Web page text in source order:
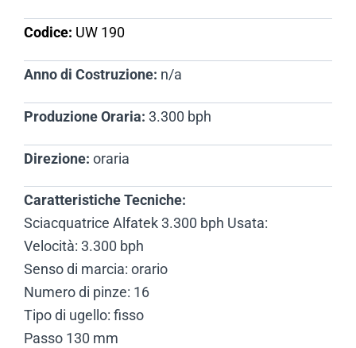
Codice: UW 190​
Anno di Costruzione: n/a
Produzione Oraria: 3.300 bph
Direzione: oraria
Caratteristiche Tecniche:
Sciacquatrice Alfatek 3.300 bph Usata:
Velocità: 3.300 bph
Senso di marcia: orario
Numero di pinze: 16
Tipo di ugello: fisso
Passo 130 mm